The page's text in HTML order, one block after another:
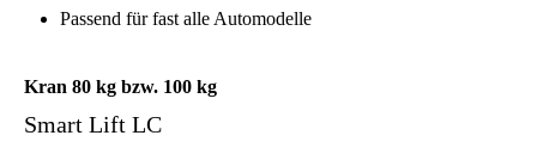
Passend für fast alle Automodelle
Kran 80 kg bzw. 100 kg
Smart Lift LC